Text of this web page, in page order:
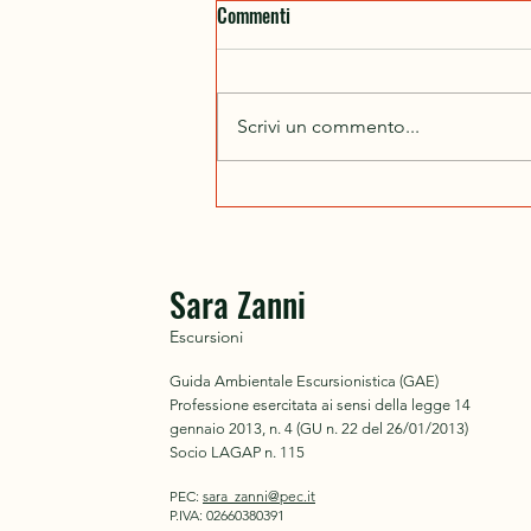
Dal 24 al 31 ottobre 2026
Commenti
Scrivi un commento...
Sara Zanni
Escursioni
Guida Ambientale Escursionistica (GAE)
Professione esercitata ai sensi della legge 14
gennaio 2013, n. 4 (GU n. 22 del 26/01/2013)
Socio LAGAP n. 115
PEC: sara_zanni@pec.it
P.IVA: 02660380391